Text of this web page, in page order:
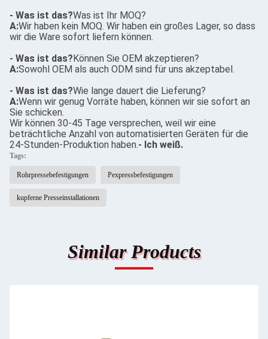
- Was ist das?Was ist Ihr MOQ?
A:Wir haben kein MOQ. Wir haben ein großes Lager, so dass
wir die Ware sofort liefern können.
- Was ist das?Können Sie OEM akzeptieren?
A:Sowohl OEM als auch ODM sind für uns akzeptabel.
- Was ist das?Wie lange dauert die Lieferung?
A:Wenn wir genug Vorräte haben, können wir sie sofort an
Sie schicken.
Wir können 30-45 Tage versprechen, weil wir eine
beträchtliche Anzahl von automatisierten Geräten für die
24-Stunden-Produktion haben.- Ich weiß.
Tags:
Rohrpressebefestigungen Pexpressbefestigungen
kupferne Presseinstallationen
Similar Products